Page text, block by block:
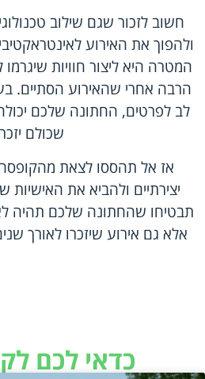
חשוב לזכור שגם שילוב
ולהפוך את האירוע
המטרה היא ליצור חוויות
הרבה אחרי שהאירוע הסתיים.
לב לפרטים, החתונה שלכם
שכולם
אז אל תהססו לצאת
יצירתיים ולהביא את
תבטיחו שהחתונה שלכם תהיה
אלא גם אירוע שיזכרו לאורך
כדאי לכם